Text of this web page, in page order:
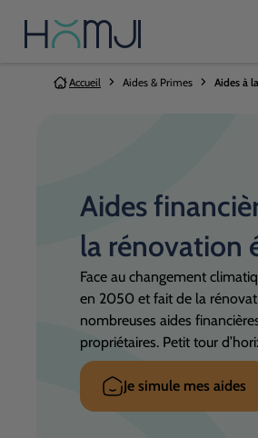
Vous êtes ici:
Accueil Aides & Primes Aides à
Aides
la rénovation
Face au changement
en 2050 et fait de la
nombreuses aides
propriétaires. Petit tour
Je simule mes aides